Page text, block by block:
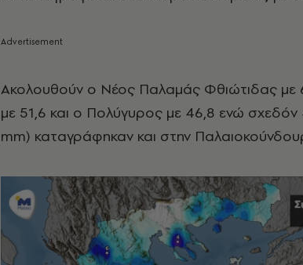
Ακολουθούν ο Νέος Παλαμάς Φθιώτιδας με
με 51,6 και ο Πολύγυρος με 46,8 ενώ σχεδόν
mm) καταγράφηκαν και στην